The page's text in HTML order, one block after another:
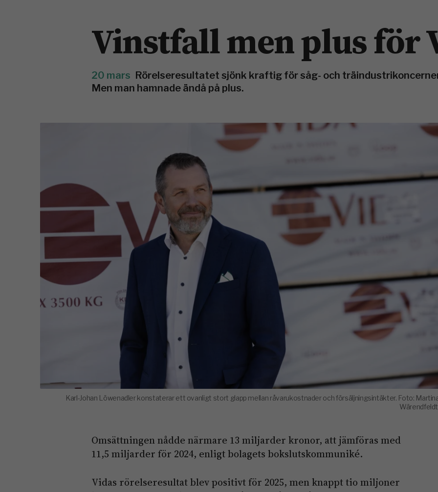
Vinstfall men plus för
20 mars Rörelseresultatet sjönk kraftig för såg- och
Men man hamnade ändå på plus.
Karl-Johan Löwenadler konstaterar ett ovanligt stort glapp mellan råvarukostnader och försäljningsintäkter. Foto:
Omsättningen nådde närmare 13 miljarder kronor, att jämföras med
11,5 miljarder för 2024, enligt bolagets bokslutskommuniké.
Vidas rörelseresultat blev positivt för 2025, men knappt tio miljoner